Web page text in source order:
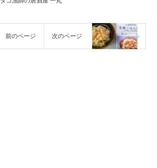
前のページ 次のページ